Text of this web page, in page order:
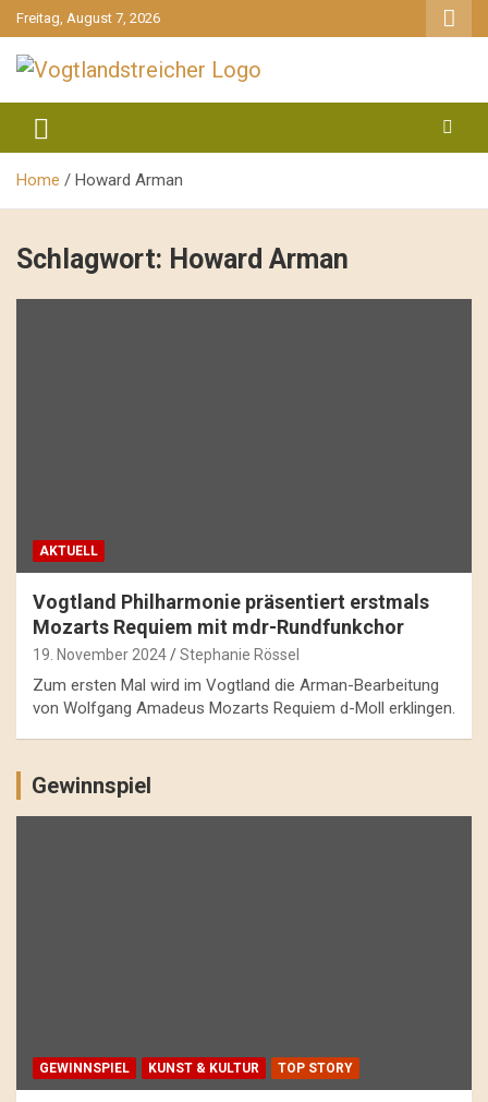
gehe
zum
Inhalt
Freitag, August 7, 2026
Vogtlandstreicher
Home Howard Arman
Schlagwort: Howard Arman
AKTUELL
Vogtland Philharmonie präsentiert erstmals
Mozarts Requiem mit mdr-Rundfunkchor
19. November 2024 Stephanie Rössel
Zum ersten Mal wird im Vogtland die Arman-Bearbeitung
von Wolfgang Amadeus Mozarts Requiem d-Moll erklingen.
Gewinnspiel
GEWINNSPIEL KUNST & KULTUR TOP STORY